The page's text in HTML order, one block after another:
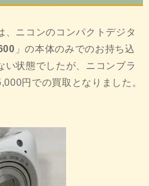
、ニコンのコンパクトデジタ
」の本体のみでのお持ち込
い状態でしたが、ニコンブラ
円での買取となりました。